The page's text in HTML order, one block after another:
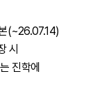
(~26.07.14)
시
진학에